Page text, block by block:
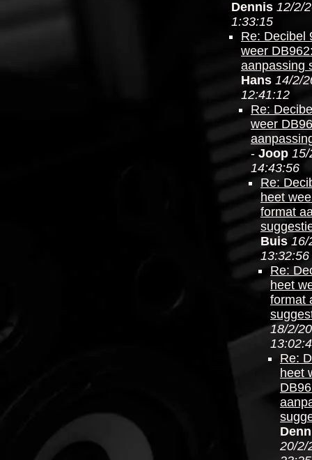
Dennis 12/2/
1:33:15
Re: Decibel
weer
aanpassing
Hans 14/2/
12:41:12
Re:
weer
- Joop 15/
14:43:56
Re:
heet
format
Buis 16/
13:32:56
Re:
heet
format
18/2/
Re:
heet
20/2/